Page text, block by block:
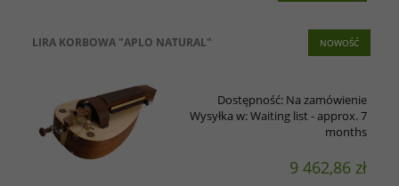
LIRA KORBOWA "APLO NATURAL"
Dostępność: Na zamówienie
Wysyłka w:Waiting list - approx. 7
months
9 462,86 zł
NOWOŚĆ